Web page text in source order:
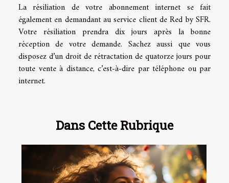
La résiliation de votre abonnement internet se fait
également en demandant au service client de Red by SFR.
Votre résiliation prendra dix jours après la bonne
réception de votre demande. Sachez aussi que vous
disposez d’un droit de rétractation de quatorze jours pour
toute vente à distance, c’est-à-dire par téléphone ou par
internet.
Dans Cette Rubrique